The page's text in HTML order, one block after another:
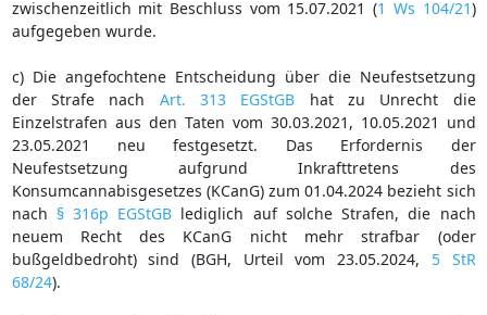
zwischenzeitlich mit Beschluss vom 15.07.2021 (1 Ws 104/21)
aufgegeben wurde.
c) Die angefochtene Entscheidung über die Neufestsetzung
der Strafe nach Art. 313 EGStGB hat zu Unrecht die
Einzelstrafen aus den Taten vom 30.03.2021, 10.05.2021 und
23.05.2021 neu festgesetzt. Das Erfordernis der
Neufestsetzung aufgrund Inkrafttretens des
Konsumcannabisgesetzes (KCanG) zum 01.04.2024 bezieht sich
nach § 316p EGStGB lediglich auf solche Strafen, die nach
neuem Recht des KCanG nicht mehr strafbar (oder
bußgeldbedroht) sind (BGH, Urteil vom 23.05.2024, 5 StR
68/24).